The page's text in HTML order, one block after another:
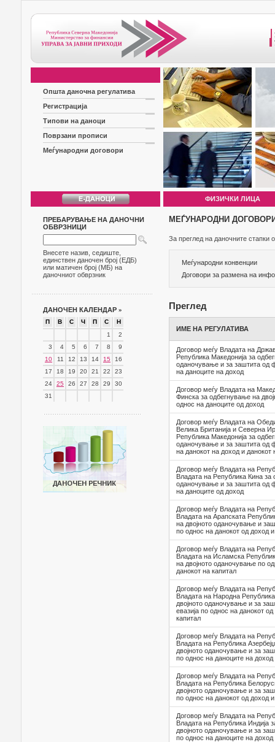
Општа даночна регулатива
Регистрација
Типови на даноци
Поврзани прописи
Меѓународни договори
ФИЗИЧКИ ЛИЦА
ПРЕБАРУВАЊЕ НА ДАНОЧНИ
ОБВРЗНИЦИ
Внесете назив, седиште,
единствен даночен број (ЕДБ)
или матичен број (МБ) на
даночниот обврзник
ДАНОЧЕН КАЛЕНДАР »
П В С Ч П С
Н
1
2
3
4 5 6 7 8
9
10
11 12 13 14 15
16
17
18 19 20 21 22
23
24
25 26 27 28 29
30
31
МЕЃУНАРОДНИ
За преглед на даночните стапки
Меѓународни конвенции
Договори за размена на
Преглед
ИМЕ НА РЕГУЛАТИВА
Договор меѓу Владата на
Република Македонија за
оданочување и за заштита од
на даноците на доход
Договор меѓу Владата на
Финска за одбегнување на
однос на даноците од доход
Договор меѓу Владата на
Велика Британија и Северна
Република Македонија за
оданочување и за заштита од
на данокот на доход и данокот
Договор меѓу Владата на
Владата на Република Кина за
оданочување и за заштита од
на даноците од доход
Договор меѓу Владата на
Владата на Арапската
на двојното оданочување и
по однос на данокот од доход
Договор меѓу Владата на
Владата на Исламска
на двојното оданочување по
данокот на капитал
Договор меѓу Владата на
Владата на Народна
двојното оданочување и за
евазија по однос на данокот
капитал
Договор меѓу Владата на
Владата на Република
двојното оданочување и за
по однос на даноците на доход
Договор меѓу Владата на
Владата на Република
двојното оданочување и за
по однос на данокот од доход
Договор меѓу Владата на
Владата на Република Индија
двојното оданочување и за
по однос на даноците на доход